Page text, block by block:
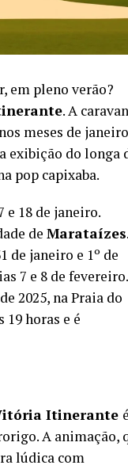
em pleno verão?
. A
meses de
exibição do longa
pop capixaba.
e 18 de janeiro.
de Marataízes
de janeiro e 1º de
7 e 8 de fevereiro.
2025, na Praia do
horas e é
Itinerante
A animação,
lúdica com